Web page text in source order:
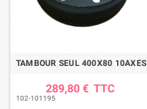
TAMBOUR SEUL 400X80 10AXES
289,80 € TTC
102-101195